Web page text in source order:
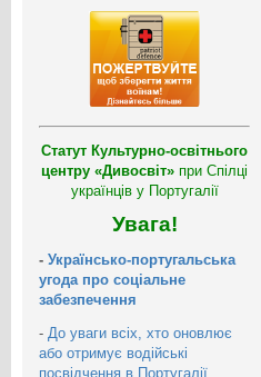
Статут Культурно-освітнього
центру «Дивосвіт» при Спілці
українців у Португалії
Увага!
- Українсько-португальська
угода про соціальне
забезпечення
- До уваги всіх, хто оновлює
або отримує водійські
посвідчення в Португалії